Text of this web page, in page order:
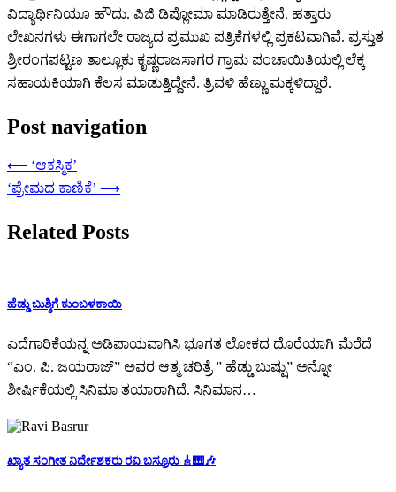
ವಿದ್ಯಾರ್ಥಿನಿಯೂ ಹೌದು. ಪಿಜಿ ಡಿಪ್ಲೋಮಾ ಮಾಡಿರುತ್ತೇನೆ. ಹತ್ತಾರು
ಲೇಖನಗಳು ಈಗಾಗಲೇ ರಾಜ್ಯದ ಪ್ರಮುಖ ಪತ್ರಿಕೆಗಳಲ್ಲಿ ಪ್ರಕಟವಾಗಿವೆ. ಪ್ರಸ್ತುತ
ಶ್ರೀರಂಗಪಟ್ಟಣ ತಾಲ್ಲೂಕು ಕೃಷ್ಣರಾಜಸಾಗರ ಗ್ರಾಮ ಪಂಚಾಯಿತಿಯಲ್ಲಿ ಲೆಕ್ಕ
ಸಹಾಯಕಿಯಾಗಿ ಕೆಲಸ ಮಾಡುತ್ತಿದ್ದೇನೆ. ತ್ರಿವಳಿ ಹೆಣ್ಣು ಮಕ್ಕಳಿದ್ದಾರೆ.
Post navigation
⟵ ‘ಆಕಸ್ಮಿಕ’
‘ಪ್ರೇಮದ ಕಾಣಿಕೆ’ ⟶
Related Posts
ಹೆಡ್ಡು ಬುಶ್ಶಿಗೆ ಕುಂಬಳಕಾಯಿ
ಎದೆಗಾರಿಕೆಯನ್ನ ಅಡಿಪಾಯವಾಗಿಸಿ ಭೂಗತ ಲೋಕದ ದೊರೆಯಾಗಿ ಮೆರೆದೆ
“ಎಂ. ಪಿ. ಜಯರಾಜ್” ಅವರ ಆತ್ಮ ಚರಿತ್ರೆ ” ಹೆಡ್ಡು ಬುಷ್ಷು” ಅನ್ನೋ
ಶೀರ್ಷಿಕೆಯಲ್ಲಿ ಸಿನಿಮಾ ತಯಾರಾಗಿದೆ. ಸಿನಿಮಾನ…
ಖ್ಯಾತ ಸಂಗೀತ ನಿರ್ದೇಶಕರು ರವಿ ಬಸ್ರೂರು 🎸🎹🎶